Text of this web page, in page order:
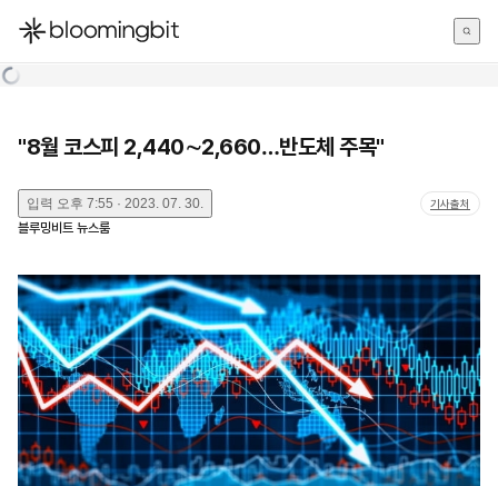
한국어
"8월 코스피 2,440∼2,660…반도체 주목"
입력 오후 7:55 · 2023. 07. 30. 기사출처
블루밍비트 뉴스룸